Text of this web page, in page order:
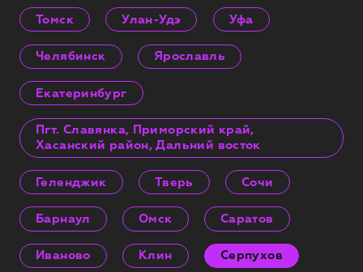
Томск Улан-Удэ Уфа
Челябинск Ярославль
Екатеринбург
Пгт. Славянка, Приморский край,
Хасанский район, Дальний восток
Геленджик Тверь Сочи
Барнаул Омск Саратов
Иваново Клин Серпухов